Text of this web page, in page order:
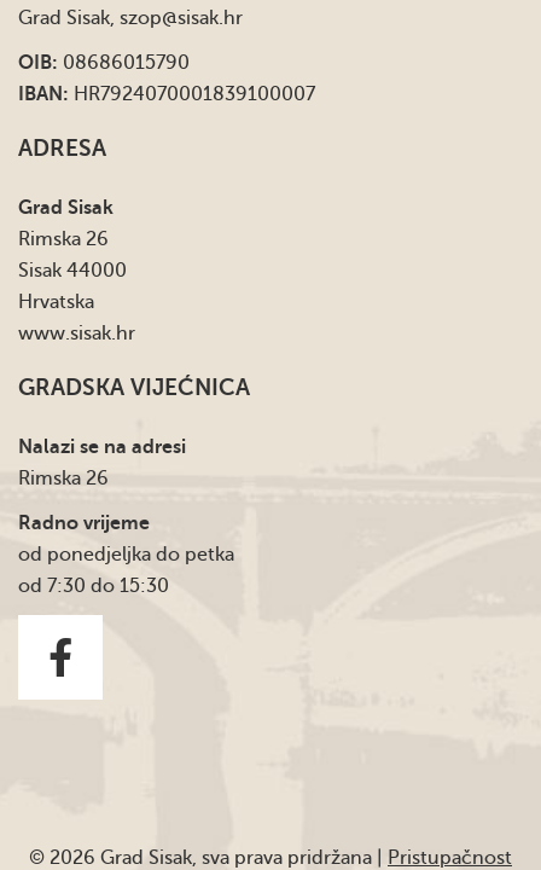
Grad Sisak, szop@sisak.hr
OIB: 08686015790
IBAN: HR7924070001839100007
ADRESA
Grad Sisak
Rimska 26
Sisak 44000
Hrvatska
www.sisak.hr
GRADSKA VIJEĆNICA
Nalazi se na adresi
Rimska 26
Radno vrijeme
od ponedjeljka do petka
od 7:30 do 15:30
© 2026 Grad Sisak, sva prava pridržana | Pristupačnost